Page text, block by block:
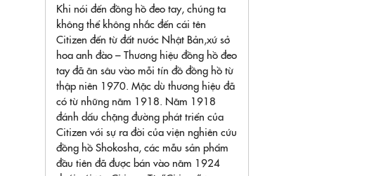
Khi nói đến đồng hồ đeo tay, chúng ta
không thể không nhắc đến cái tên
Citizen đến từ đất nước Nhật Bản,xứ sở
hoa anh đào – Thương hiệu đồng hồ đeo
tay đã ăn sâu vào mỗi tín đồ đồng hồ từ
thập niên 1970. Mặc dù thương hiệu đã
có từ những năm 1918. Năm 1918
đánh dấu chặng đường phát triển của
Citizen với sự ra đời của viện nghiên cứu
đồng hồ Shokosha, các mẫu sản phẩm
đầu tiên đã được bán vào năm 1924